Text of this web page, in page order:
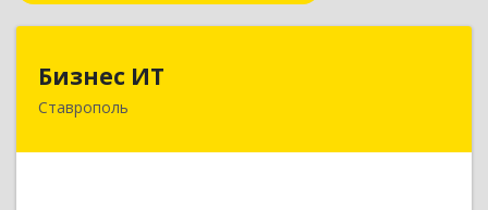
Бизнес ИТ
Ставрополь
355035, Ставропольский край, Ставрополь г, 1